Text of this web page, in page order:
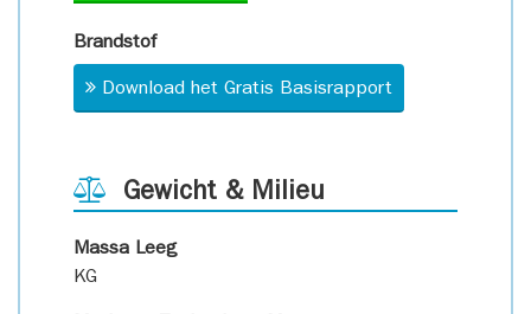
Brandstof
Download het Gratis Basisrapport
Gewicht & Milieu
Massa Leeg
KG